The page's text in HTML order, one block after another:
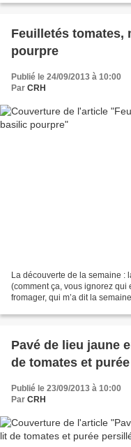
Feuilletés tomates,
pourpre
Publié le 24/09/2013 à 10:00
Par CRH
La découverte de la semaine :
(comment ça, vous ignorez qui
fromager, qui m’a dit la
Pavé de lieu jaune
de tomates et
Publié le 23/09/2013 à 10:00
Par CRH